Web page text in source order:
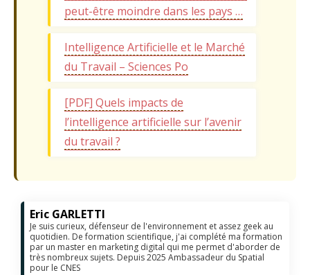
peut-être moindre dans les pays …
Intelligence Artificielle et le Marché
du Travail – Sciences Po
[PDF] Quels impacts de
l’intelligence artificielle sur l’avenir
du travail ?
Eric GARLETTI
Je suis curieux, défenseur de l'environnement et assez geek au
quotidien. De formation scientifique, j'ai complété ma formation
par un master en marketing digital qui me permet d'aborder de
très nombreux sujets. Depuis 2025 Ambassadeur du Spatial
pour le CNES